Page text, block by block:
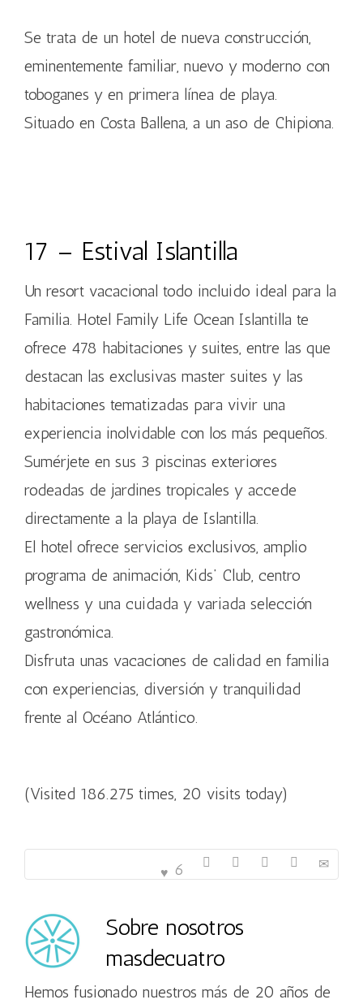
Se trata de un hotel de nueva construcción,
eminentemente familiar, nuevo y moderno con
toboganes y en primera línea de playa.
Situado en Costa Ballena, a un aso de Chipiona.
17 – Estival Islantilla
Un resort vacacional todo incluido ideal para la
Familia. Hotel Family Life Ocean Islantilla te
ofrece 478 habitaciones y suites, entre las que
destacan las exclusivas master suites y las
habitaciones tematizadas para vivir una
experiencia inolvidable con los más pequeños.
Sumérjete en sus 3 piscinas exteriores
rodeadas de jardines tropicales y accede
directamente a la playa de Islantilla.
El hotel ofrece servicios exclusivos, amplio
programa de animación, Kids’ Club, centro
wellness y una cuidada y variada selección
gastronómica.
Disfruta unas vacaciones de calidad en familia
con experiencias, diversión y tranquilidad
frente al Océano Atlántico.
(Visited 186.275 times, 20 visits today)
6
Sobre nosotros
masdecuatro
Hemos fusionado nuestros más de 20 años de